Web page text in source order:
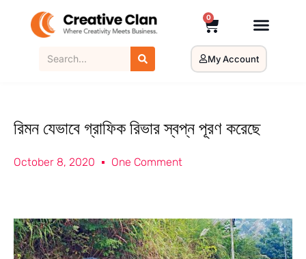
0
My Account
রিমন যেভাবে গ্রাফিক রিভার স্বপ্ন পূরণ করেছে
October 8, 2020 One Comment